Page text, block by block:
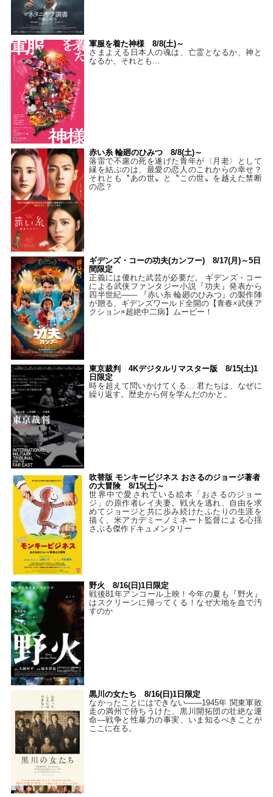
軍服を着た神様 8/8(土)～
さまよえる日本人の魂は、亡霊となるか、神と
なるか、それとも…
赤い糸 輪廻のひみつ 8/8(土)～
落雷で不慮の死を遂げた青年が〈月老〉として
縁を結ぶのは、最愛の恋人のこれからの幸せ？
それとも〝あの世〟と〝この世〟を越えた禁断
の恋？
ギデンズ・コーの功夫(カンフー) 8/17(月)～5日
間限定
正義には優れた武芸が必要だ。 ギデンズ・コー
による武侠ファンタジー小説『功夫』発表から
四半世紀―― 『赤い糸 輪廻のひみつ』の製作陣
が贈る、ギデンズワールド全開の【青春×武侠ア
クション×超絶中二病】ムービー！
東京裁判 4Kデジタルリマスター版 8/15(土)1
日限定
時を超えて問いかけてくる… 君たちは、なぜに
繰り返す。歴史から何を学んだのかと。
吹替版 モンキービジネス おさるのジョージ著者
の大冒険 8/15(土)～
世界中で愛されている絵本「おさるのジョー
ジ」の原作者レイ夫妻。戦火を逃れ、自由を求
めてジョージと共に歩み続けたふたりの生涯を
描く、米アカデミーノミネート監督による心揺
さぶる傑作ドキュメンタリー
野火 8/16(日)1日限定
戦後81年アンコール上映！今年の夏も『野火』
はスクリーンに帰ってくる！なぜ大地を血で汚
すのか
黒川の女たち 8/16(日)1日限定
なかったことにはできない——1945年 関東軍敗
走の満州で待ちうけた、黒川開拓団の壮絶な運
命―戦争と性暴力の事実、いま知るべきことが
ここに在る。